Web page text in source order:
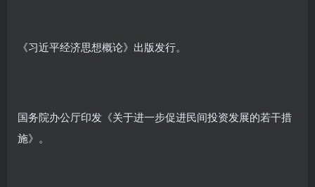
《习近平经济思想概论》出版发行。
国务院办公厅印发《关于进一步促进民间投资发展的若干措
施》。